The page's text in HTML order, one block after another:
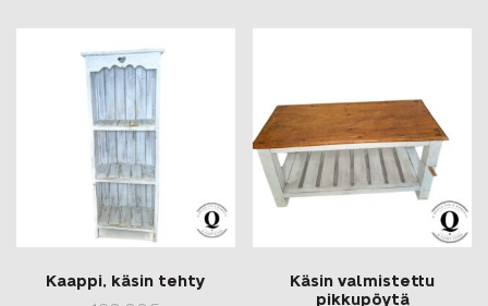
Kaappi, käsin tehty
Käsin valmistettu
pikkupöytä